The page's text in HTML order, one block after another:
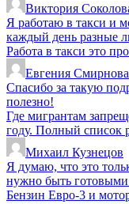
Виктория
Я работаю в такси и
каждый день разные
Работа в такси это
Евгения Смирнова
Спасибо за такую
полезно!
Где мигрантам
году. Полный список
Михаил Кузнецов
Я думаю, что это
нужно быть
Бензин Евро-3 и